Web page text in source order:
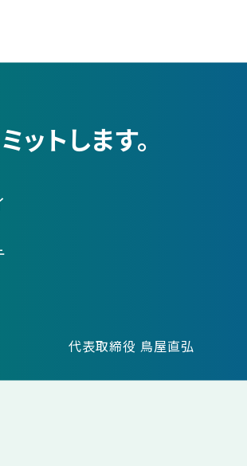
トします。
代表取締役 鳥屋直弘